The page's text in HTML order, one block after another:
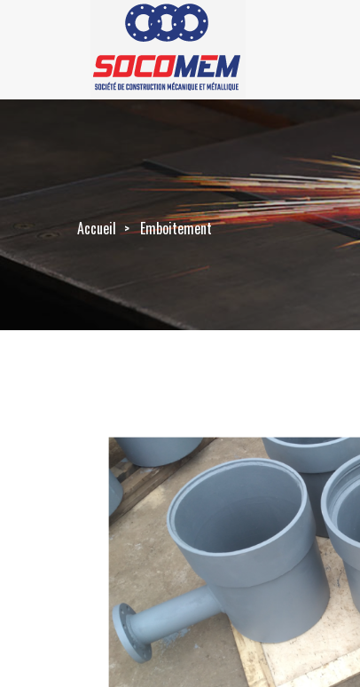
Accueil Emboitement